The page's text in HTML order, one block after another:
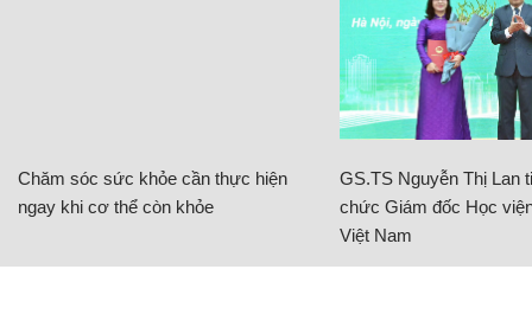
Chăm sóc sức khỏe cần thực hiện
ngay khi cơ thể còn khỏe
GS.TS Nguyễn Thị Lan
chức Giám đốc Học
Việt Nam